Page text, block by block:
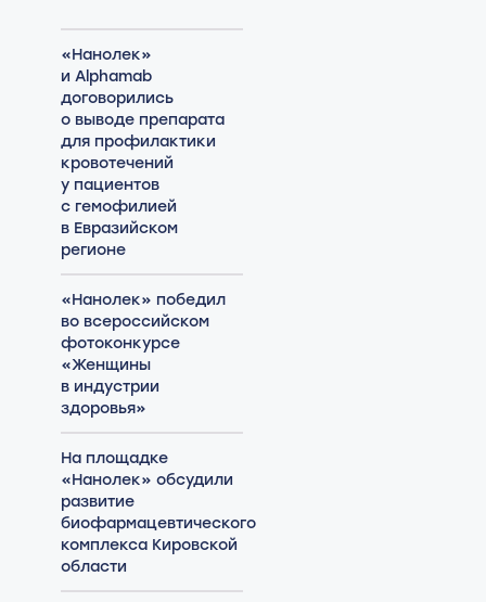
«Нанолек»
и Alphamab
договорились
о выводе препарата
для профилактики
кровотечений
у пациентов
с гемофилией
в Евразийском
регионе
«Нанолек» победил
во всероссийском
фотоконкурсе
«Женщины
в индустрии
здоровья»
На площадке
«Нанолек» обсудили
развитие
биофармацевтического
комплекса Кировской
области